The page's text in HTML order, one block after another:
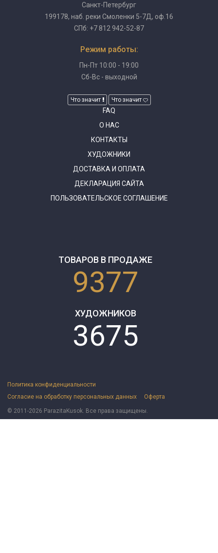
Санкт-Петербург
199178, наб. реки Смоленки 5-7Д, оф.16
СПб: +7 812 942-52-87
Режим работы:
Пн-Пт 10:00 - 19:00
Сб-Вс - выходной
Что значит Что значит
FAQ
О НАС
КОНТАКТЫ
ХУДОЖНИКИ
ДОСТАВКА И ОПЛАТА
ДЕКЛАРАЦИЯ САЙТА
ПОЛЬЗОВАТЕЛЬСКОЕ СОГЛАШЕНИЕ
ТОВАРОВ В ПРОДАЖЕ
9377
ХУДОЖНИКОВ
3675
Политика конфиденциальности
Согласие на обработку персональных данных
Оферта
© 2011-2026 ParazitaKusok. Все права защищены.